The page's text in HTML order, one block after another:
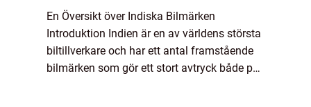
En Översikt över Indiska Bilmärken
Introduktion Indien är en av världens största
biltillverkare och har ett antal framstående
bilmärken som gör ett stort avtryck både på